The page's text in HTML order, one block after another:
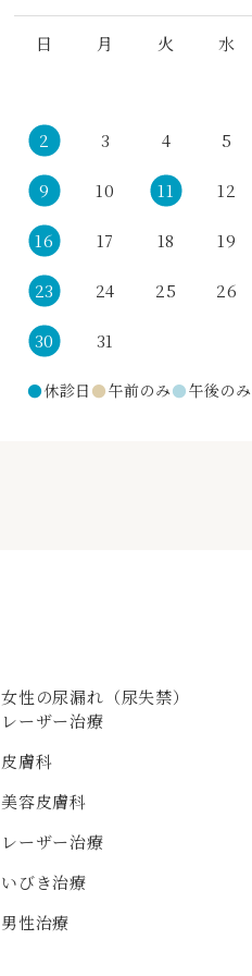
日 月 火 水
2 3 4 5
9 10 11 12
16 17 18 19
23 24 25 26
30 31
●休診日 ●午前のみ●午後のみ
女性の尿漏れ（尿失禁）
レーザー治療
皮膚科
美容皮膚科
レーザー治療
いびき治療
男性治療